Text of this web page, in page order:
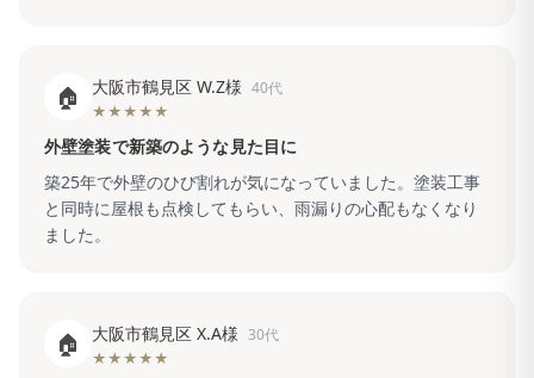
🏠 大阪市鶴見区 W.Z様 40代
★★★★★
外壁塗装で新築のような見た目に
築25年で外壁のひび割れが気になっていました。塗装工事
と同時に屋根も点検してもらい、雨漏りの心配もなくなり
ました。
🏠 大阪市鶴見区 X.A様 30代
★★★★★